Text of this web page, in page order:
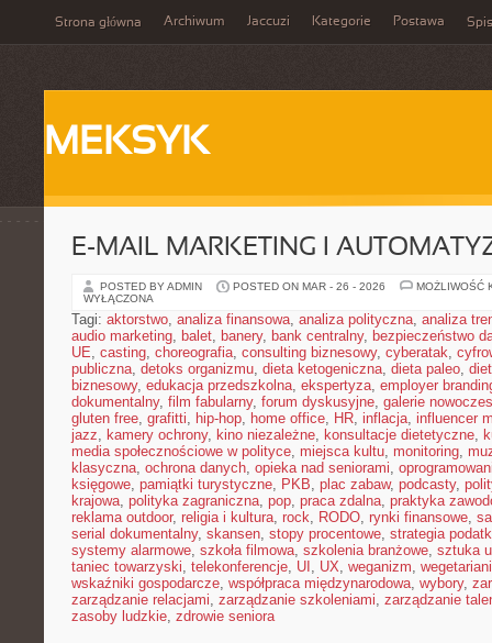
Strona główna Archiwum Jaccuzi Kategorie Postawa
MEKSYK
E-MAIL MARKETING I
POSTED BY ADMIN POSTED ON MAR - 26 - 2026
MOŻLIWOŚĆ
WYŁĄCZONA
Tagi: aktorstwo, analiza finansowa, analiza polityczna, analiza
audio marketing, balet, banery, bank centralny, bezpieczeństwo
UE, casting, choreografia, consulting biznesowy, cyberatak,
publiczna, detoks organizmu, dieta ketogeniczna, dieta paleo,
biznesowy, edukacja przedszkolna, ekspertyza, employer
dokumentalny, film fabularny, forum dyskusyjne, galerie
gluten free, grafitti, hip-hop, home office, HR, inflacja, influencer
jazz, kamery ochrony, kino niezależne, konsultacje dietetyczne,
media społecznościowe w polityce, miejsca kultu, monitoring,
klasyczna, ochrona danych, opieka nad seniorami,
księgowe, pamiątki turystyczne, PKB, plac zabaw, podcasty,
krajowa, polityka zagraniczna, pop, praca zdalna, praktyka
reklama outdoor, religia i kultura, rock, RODO, rynki finansowe,
serial dokumentalny, skansen, stopy procentowe, strategia
systemy alarmowe, szkoła filmowa, szkolenia branżowe, sztuka
taniec towarzyski, telekonferencje, UI , UX, weganizm,
wskaźniki gospodarcze, współpraca międzynarodowa, wybory,
zarządzanie relacjami, zarządzanie szkoleniami, zarządzanie
zasoby ludzkie, zdrowie seniora